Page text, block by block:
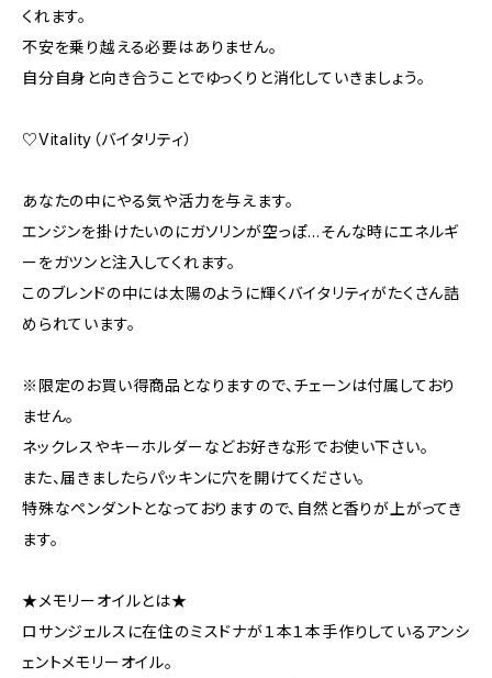
くれます。
不安を乗り越える必要はありません。
自分自身と向き合うことでゆっくりと消化していきましょう。
♡Vitality（バイタリティ）
あなたの中にやる気や活力を与えます。
エンジンを掛けたいのにガソリンが空っぽ…そんな時にエネルギ
ーをガツンと注入してくれます。
このブレンドの中には太陽のように輝くバイタリティがたくさん詰
められています。
※限定のお買い得商品となりますので、チェーンは付属しており
ません。
ネックレスやキーホルダーなどお好きな形でお使い下さい。
また、届きましたらパッキンに穴を開けてください。
特殊なペンダントとなっておりますので、自然と香りが上がってき
ます。
★メモリーオイルとは★
ロサンジェルスに在住のミスドナが１本１本手作りしているアンシ
ェントメモリーオイル。